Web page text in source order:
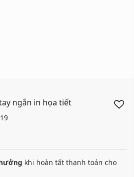
ngắn in họa tiết
khi hoàn tất thanh toán cho